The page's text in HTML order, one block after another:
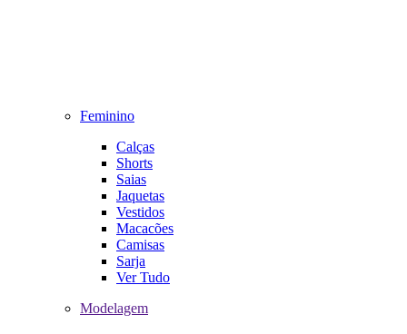
Feminino
Calças
Shorts
Saias
Jaquetas
Vestidos
Macacões
Camisas
Sarja
Ver Tudo
Modelagem